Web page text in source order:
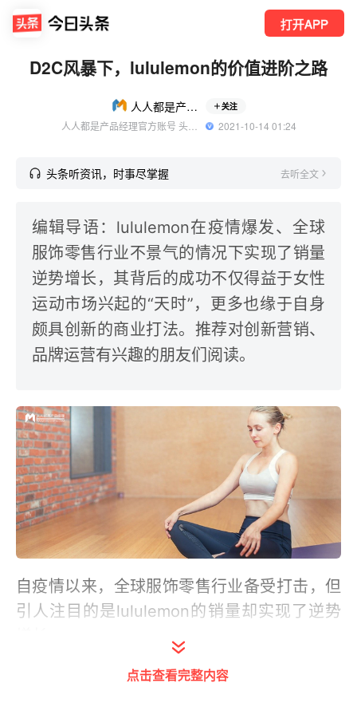
打开APP
D2C风暴下，lululemon的价值进阶之路
人人都是产品经理 关注
人人都是产品经理官方账号 头条精选作者
  2021-10-14 01:24
头条听资讯，时事尽掌握 去听全文
编辑导语：lululemon在疫情爆发、全球
服饰零售行业不景气的情况下实现了销量
逆势增长，其背后的成功不仅得益于女性
运动市场兴起的“天时”，更多也缘于自身
颇具创新的商业打法。推荐对创新营销、
品牌运营有兴趣的朋友们阅读。
自疫情以来，全球服饰零售行业备受打击，但
引人注目的是lululemon的销量却实现了逆势
2021年1月，lululemon一度超越阿迪达斯，以
点击查看完整内容